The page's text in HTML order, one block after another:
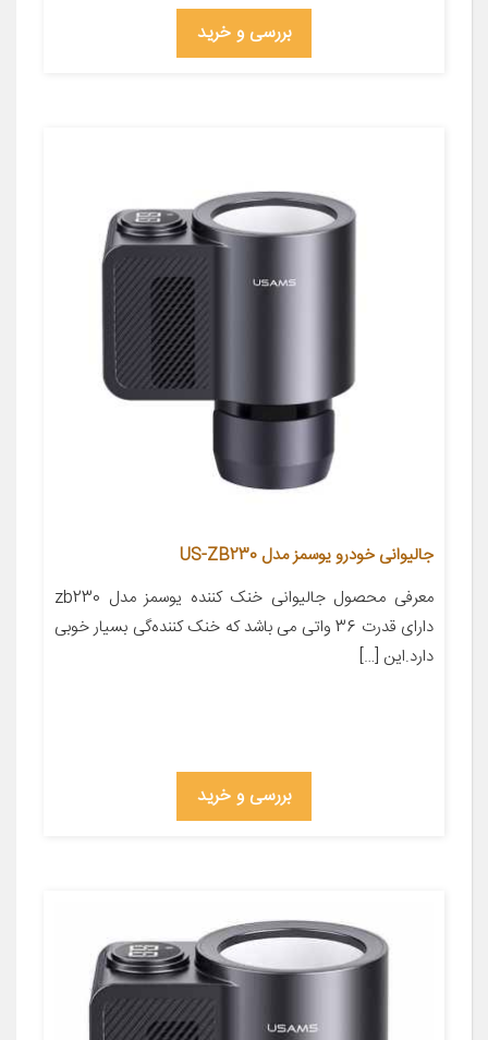
بررسی و خرید
جالیوانی خودرو یوسمز مدل US-ZB230
معرفی محصول جالیوانی خنک کننده یوسمز مدل zb230
دارای قدرت 36 واتی می باشد که خنک کننده‌گی بسیار خوبی
دارد.این […]
بررسی و خرید